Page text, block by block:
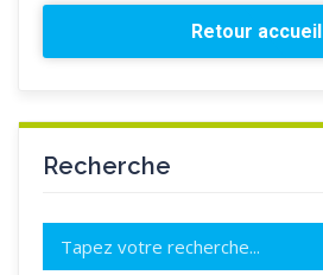
Retour accueil
Recherche